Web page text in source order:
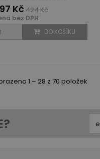
Kč 424 Kč
bez DPH
DO KOŠÍKU
1 – 28 z 70 položek